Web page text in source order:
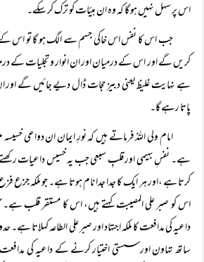
اس پر سہل نہیں ہو گا کہ وہ ان ہیئات کو ترک کر سکے۔
جب اس کا نفس اس خاکی جسم سے الگ ہو گا تو اس
کریں گے اور اس کے درمیان اور ان انوار و تجلیات کے
ہے نہایت غلیظ یعنی دبیز حجات ڈال دیے جائیں گے اور
پاتا رہے گا۔
امام ولی اللہؒ فرماتے ہیں کہ نورِ ایمان ان دواعی
ہے۔ نفسِ بہیمی اور قلبِ سبعی جب یہ خسیس داعیات رکھتے
کرتا ہے ،اور ہر ایک کا جدا جدا نام ہوتا ہے۔ جو ملکہ جزع
اس کو صبر علی المصیبت کہتے ہیں، اس کا مستقر قلب ہے۔
داعیہ کی مدافعت کا ملکہ اجتہاد اور صبر علی الطاعہ کہلاتا
ساتھ تہاون اور سستی اختیار کرنے کے داعیہ کی